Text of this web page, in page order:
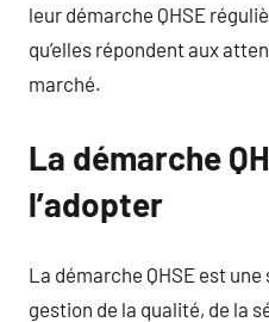
leur démarche QHSE
qu’elles répondent aux
marché.
La démarche
l’adopter
La démarche QHSE est
gestion de la qualité, de la